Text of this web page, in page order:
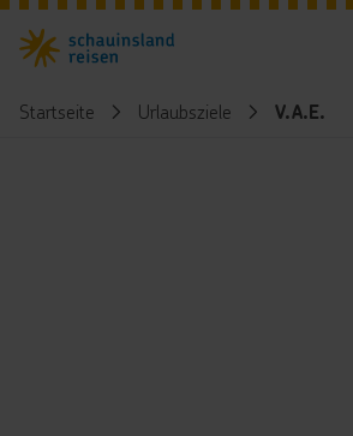
Startseite Urlaubsziele V.A.E.